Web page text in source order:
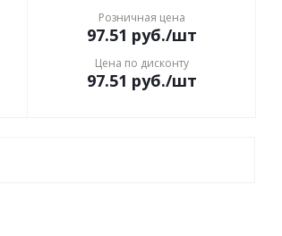
Розничная цена
97.51 руб./шт
Цена по дисконту
97.51 руб./шт